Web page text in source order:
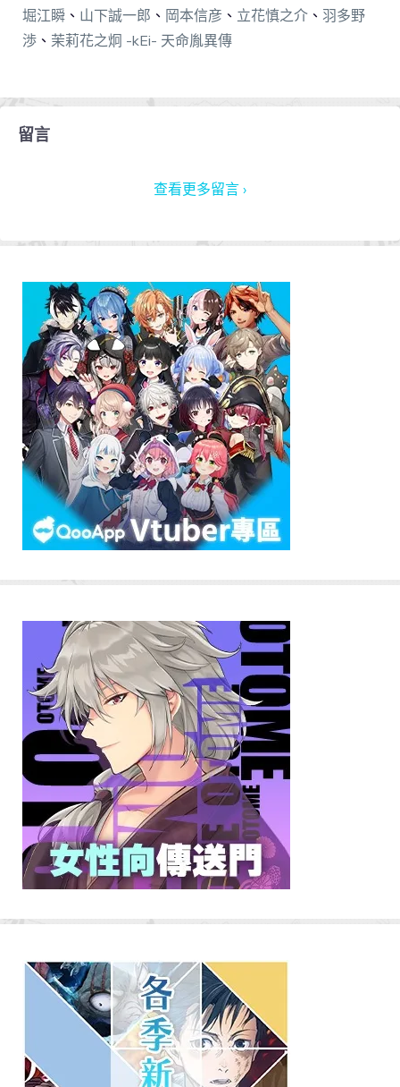
堀江瞬 、 山下誠一郎 、 岡本信彦 、 立花慎之介 、 羽多野
渉 、 茉莉花之炯 -kEi- 天命胤異傳
留言
查看更多留言 ›